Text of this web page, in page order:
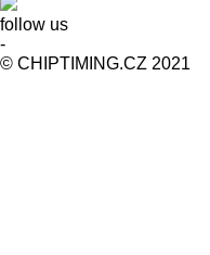
follow us
-
© CHIPTIMING.CZ 2021